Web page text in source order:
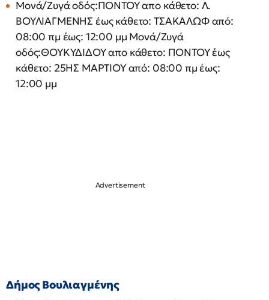
Μονά/Ζυγά οδός:ΠΟΝΤΟΥ απο κάθετο: Λ.
ΒΟΥΛΙΑΓΜΕΝΗΣ έως κάθετο: ΤΣΑΚΑΛΩΦ από:
08:00 πμ έως: 12:00 μμ Μονά/Ζυγά
οδός:ΘΟΥΚΥΔΙΔΟΥ απο κάθετο: ΠΟΝΤΟΥ έως
κάθετο: 25ΗΣ ΜΑΡΤΙΟΥ από: 08:00 πμ έως:
12:00 μμ
Δήμος Βουλιαγμένης